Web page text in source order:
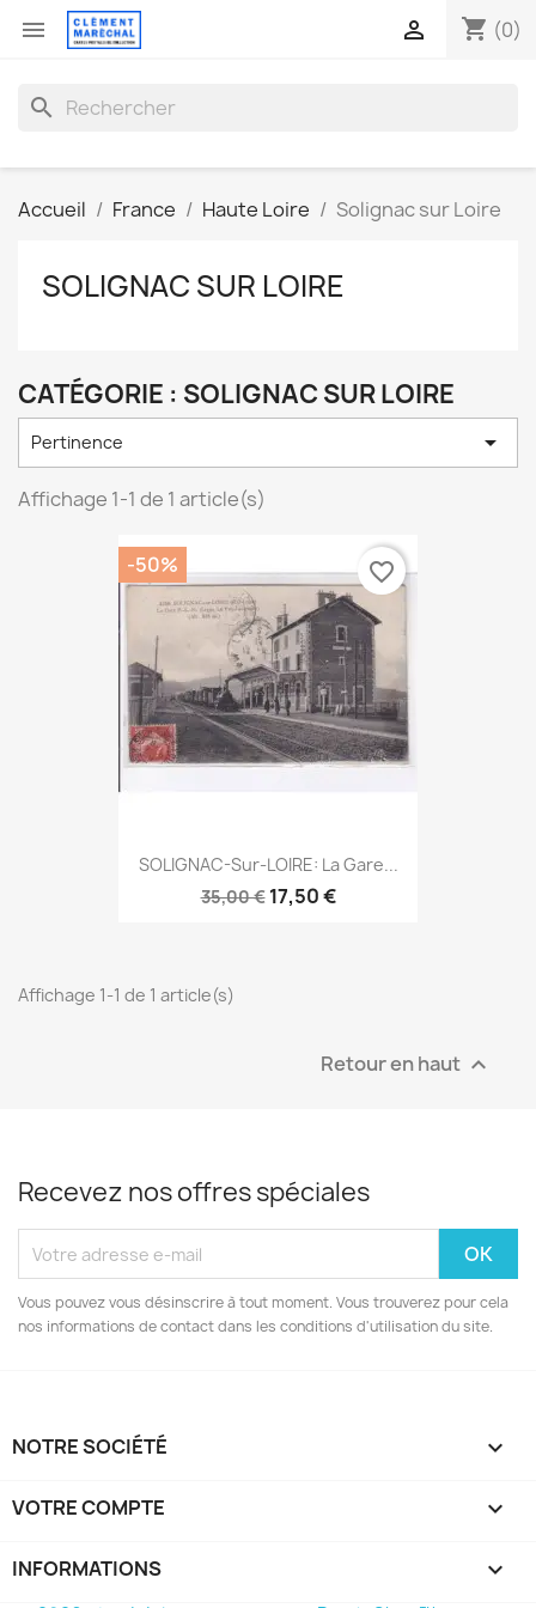
 shopping_cart (0)

search
Accueil France Haute Loire Solignac sur Loire
SOLIGNAC SUR LOIRE
CATÉGORIE : SOLIGNAC SUR LOIRE
Pertinence 
Affichage 1-1 de 1 article(s)
SOLIGNAC-Sur-LOIRE: La Gare...
35,00 € 17,50 €
-50% favorite_border
Affichage 1-1 de 1 article(s)
Retour en haut 
Recevez nos offres spéciales
Vous pouvez vous désinscrire à tout moment. Vous trouverez pour cela
nos informations de contact dans les conditions d'utilisation du site.
NOTRE SOCIÉTÉ 
VOTRE COMPTE 
INFORMATIONS keyboard_arrow_down